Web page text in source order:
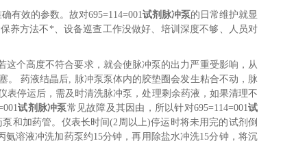
有效的参数。故对695=114=001试剂脉冲泵的日常维护就显
养方法不*、设备巡查工作没做好、培训深度不够、人员对
这个高度不符合要求，就会使脉冲泵的出力严重受影响，从
。 药液结晶后, 脉冲泵泵体内的胶垫圈会发生粘合不动，脉
停运后，需及时清洗脉冲泵，处理剩余药液，如果清理不
试剂脉冲泵常见故障及其因由，所以针对695=114=001试
和加药管。仪表长时间(2周以上)停运时将未用完的试剂倒
溶液冲洗加药泵约15分钟，再用除盐水冲洗15分钟，将沉